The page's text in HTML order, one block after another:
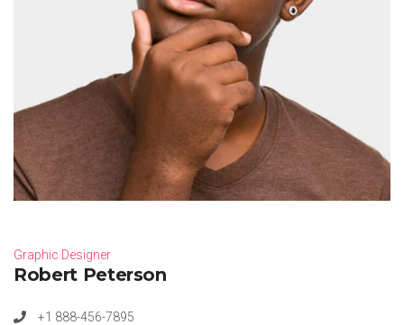
Graphic Designer
Robert Peterson
+1 888-456-7895